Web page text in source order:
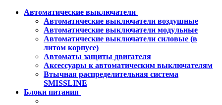
Автоматические выключатели
Автоматические выключатели воздушные
Автоматические выключатели модульные
Автоматические выключатели силовые (в
литом корпусе)
Автоматы защиты двигателя
Аксессуары к автоматическим выключателям
Втычная распределительная система
SMISSLINE
Блоки питания